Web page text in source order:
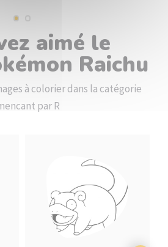
aimé le
Raichu
à colorier dans la catégorie
par R